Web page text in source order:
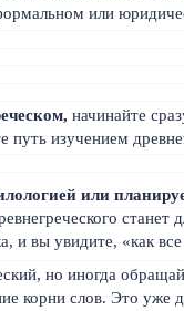
или
начинайте
путь изучением
или
станет
и вы увидите, «как
но иногда
корни слов. Это уже